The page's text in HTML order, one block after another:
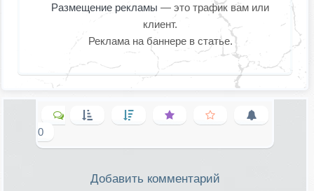
Размещение рекламы — это трафик вам или
клиент.
Реклама на баннере в статье.
0
Добавить комментарий